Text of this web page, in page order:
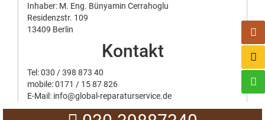
Inhaber: M. Eng. Bünyamin Cerrahoglu
Residenzstr. 109
13409 Berlin
Kontakt
Tel:030 / 398 873 40
mobile:0171 / 15 87 826
E-Mail: info@global-reparaturservice.de